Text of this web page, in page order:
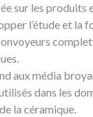
sur les produits
l’étude et la
aux média
dans les
la céramique.